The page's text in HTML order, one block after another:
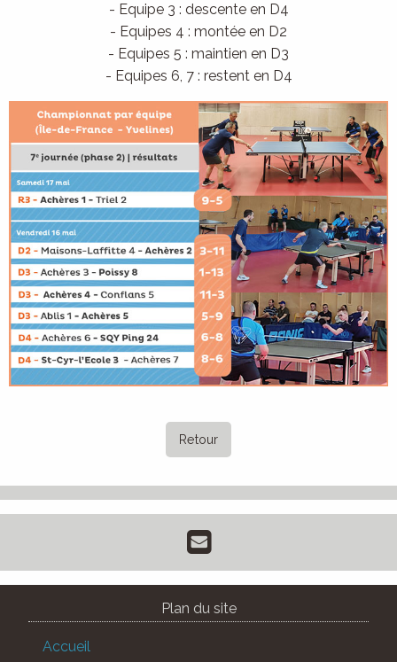
- Equipe 3 : descente en D4
- Equipes 4 : montée en D2
- Equipes 5 : maintien en D3
- Equipes 6, 7 : restent en D4
Retour
Plan du site
Accueil